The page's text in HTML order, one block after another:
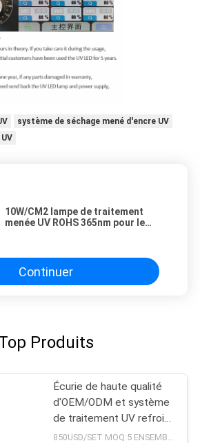
système de séchage mené d'encre UV
10W/CM2 lampe de traitement
menée UV ROHS 365nm pour le
Continuer
Produits
Écurie de haute qualité
d'OEM/ODM et système
de traitement UV refroidi
à l'eau sûr du